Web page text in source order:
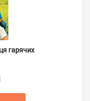
гарячих